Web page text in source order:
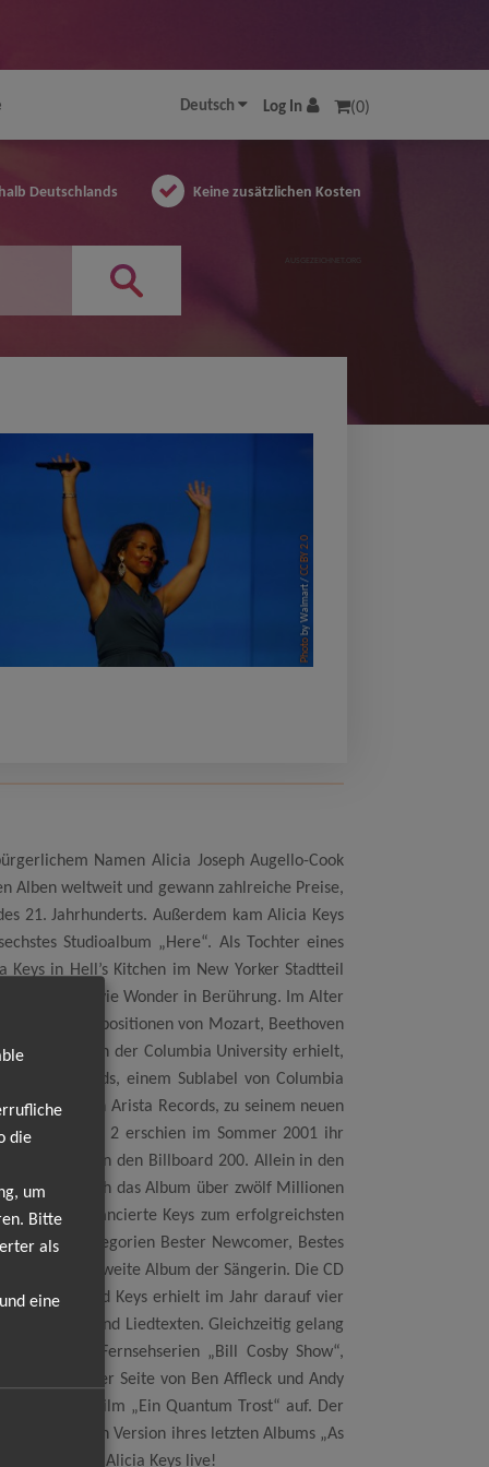
Deutsch Log In (0)
Deutschlands Keine zusätzlichen Kosten
Photo
by Walmart /
CC BY 2.0
Namen Alicia Joseph Augello-Cook
Alben weltweit und gewann zahlreiche Preise,
21. Jahrhunderts. Außerdem kam Alicia Keys
Studioalbum „Here“. Als Tochter eines
in Hell’s Kitchen im New Yorker Stadtteil
Hill und Stevie Wonder in Berührung. Im Alter
allem Kompositionen von Mozart, Beethoven
einen Platz an der Columbia University erhielt,
Def Records, einem Sublabel von Columbia
von Arista Records, zu seinem neuen
Dr. Dolittle 2 erschien im Sommer 2001 ihr
Platz eins in den Billboard 200. Allein in den
verkaufte sich das Album über zwölf Millionen
avancierte Keys zum erfolgreichsten
in den Kategorien Bester Newcomer, Bestes
Keys“ das zweite Album der Sängerin. Die CD
Mal und Keys erhielt im Jahr darauf vier
Gedichten und Liedtexten. Gleichzeitig gelang
in den Fernsehserien „Bill Cosby Show“,
Aces“ an der Seite von Ben Affleck und Andy
Bond-Film „Ein Quantum Trost“ auf. Der
erweiterten Version ihres letzten Albums „As
erleben Sie Alicia Keys live!
die
um
Bitte
als
eine